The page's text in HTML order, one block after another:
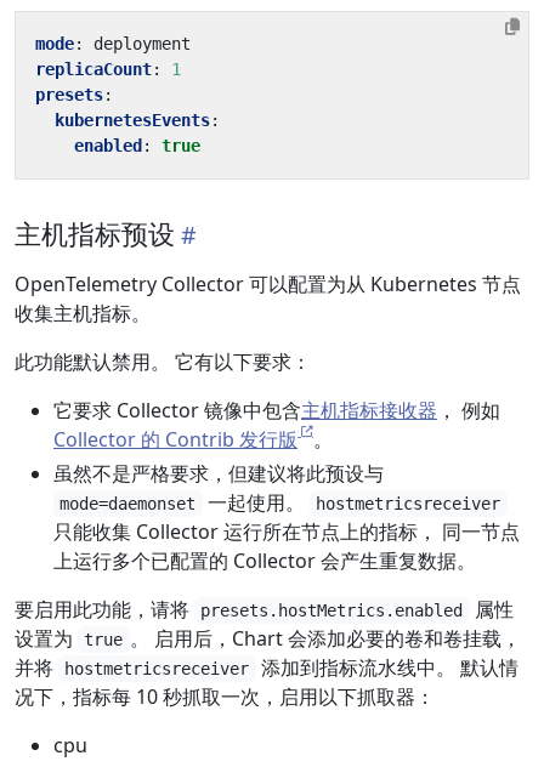
mode:
deployment
replicaCount:
1
presets:
kubernetesEvents:
enabled : true
主机指标预设
OpenTelemetry Collector 可以配置为从 Kubernetes 节点
收集主机指标。
此功能默认禁用。 它有以下要求：
它要求 Collector 镜像中包含主机指标接收器 ， 例如
Collector 的 Contrib 发行版
。
虽然不是严格要求，但建议将此预设与
mode=daemonset 一起使用。 hostmetricsreceiver
只能收集 Collector 运行所在节点上的指标， 同一节点
上运行多个已配置的 Collector 会产生重复数据。
要启用此功能，请将
presets.hostMetrics.enabled
属性
设置为
true 。 启用后，Chart 会添加必要的卷和卷挂载，
并将
hostmetricsreceiver
添加到指标流水线中。 默认情
况下，指标每 10 秒抓取一次，启用以下抓取器：
cpu